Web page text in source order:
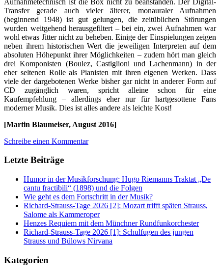
Transfer gerade auch vieler älterer, monauraler Aufnahmen
(beginnend 1948) ist gut gelungen, die zeitüblichen Störungen
wurden weitgehend herausgefiltert – bei ein, zwei Aufnahmen war
wohl etwas Jitter nicht zu beheben. Einige der Einspielungen zeigen
neben ihrem historischen Wert die jeweiligen Interpreten auf dem
absoluten Höhepunkt ihrer Möglichkeiten – zudem hört man gleich
drei Komponisten (Boulez, Castiglioni und Lachenmann) in der
eher seltenen Rolle als Pianisten mit ihren eigenen Werken. Dass
viele der dargebotenen Werke bisher gar nicht in anderer Form auf
CD zugänglich waren, spricht alleine schon für eine
Kaufempfehlung – allerdings eher nur für hartgesottene Fans
moderner Musik. Dies ist alles andere als leichte Kost!
[Martin Blaumeiser, August 2016]
Schreibe einen Kommentar
Letzte Beiträge
Humor in der Musikforschung: Hugo Riemanns Traktat „De
cantu fractibili“ (1898) und die Folgen
Wie geht es dem Fortschritt in der Musik?
Richard-Strauss-Tage 2026 [2]: Mozart trifft späten Strauss,
Salome als Kammeroper
Henzes Requiem mit dem Münchner Rundfunkorchester
Richard-Strauss-Tage 2026 [1]: Schulfugen des jungen
Strauss und Bülows Nirvana
Kategorien